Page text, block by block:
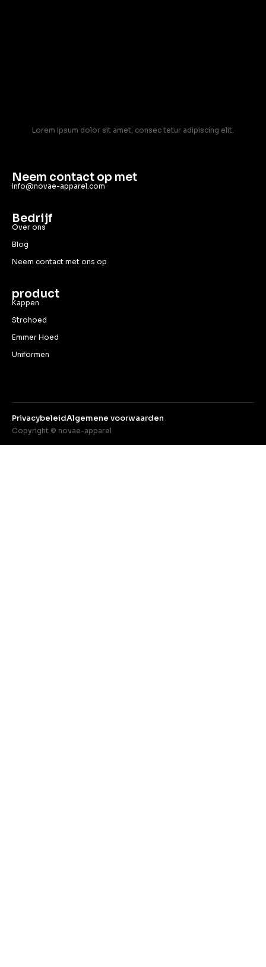
Lorem ipsum dolor sit amet, consec tetur adipiscing elit.
Neem contact op met
info@novae-apparel.com
Bedrijf
Over ons
Blog
Neem contact met ons op
product
Kappen
Strohoed
Emmer Hoed
Uniformen
Copyright © novae-apparel
PrivacybeleidAlgemene voorwaarden